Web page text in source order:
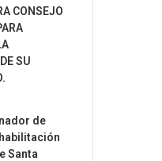
CONSEJO
SU
de
Santa